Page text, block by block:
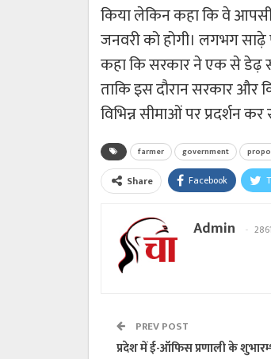
किया लेकिन कहा कि वे
जनवरी को होगी। लगभग साढ़े
कहा कि सरकार ने एक से डेढ़
ताकि इस दौरान सरकार और
विभिन्न सीमाओं पर प्रदर्शन
farmer government
Share Facebook
Admin
PREV POST
प्रदेश में ई-ऑफिस प्रणाली के